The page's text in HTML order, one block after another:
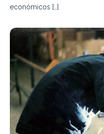
económicos […]